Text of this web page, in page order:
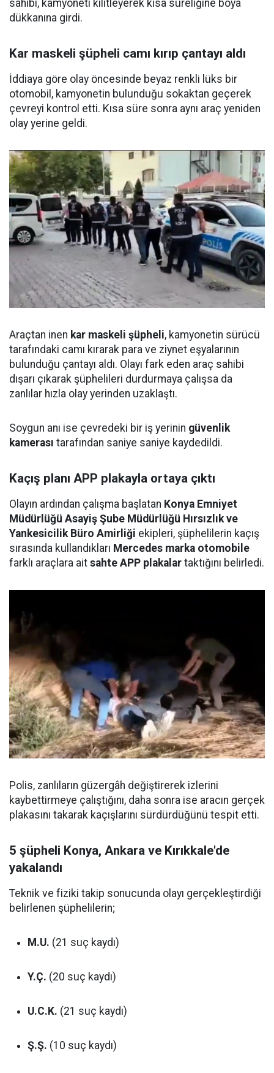
sahibi, kamyoneti kilitleyerek kısa süreliğine boya
dükkanına girdi.
Kar maskeli şüpheli camı kırıp çantayı aldı
İddiaya göre olay öncesinde beyaz renkli lüks bir
otomobil, kamyonetin bulunduğu sokaktan geçerek
çevreyi kontrol etti. Kısa süre sonra aynı araç yeniden
olay yerine geldi.
Araçtan inen kar maskeli şüpheli, kamyonetin sürücü
tarafındaki camı kırarak para ve ziynet eşyalarının
bulunduğu çantayı aldı. Olayı fark eden araç sahibi
dışarı çıkarak şüphelileri durdurmaya çalışsa da
zanlılar hızla olay yerinden uzaklaştı.
Soygun anı ise çevredeki bir iş yerinin güvenlik
kamerası tarafından saniye saniye kaydedildi.
Kaçış planı APP plakayla ortaya çıktı
Olayın ardından çalışma başlatan Konya Emniyet
Müdürlüğü Asayiş Şube Müdürlüğü Hırsızlık ve
Yankesicilik Büro Amirliği ekipleri, şüphelilerin kaçış
sırasında kullandıkları Mercedes marka otomobile
farklı araçlara ait sahte APP plakalar taktığını belirledi.
Polis, zanlıların güzergâh değiştirerek izlerini
kaybettirmeye çalıştığını, daha sonra ise aracın gerçek
plakasını takarak kaçışlarını sürdürdüğünü tespit etti.
5 şüpheli Konya, Ankara ve Kırıkkale'de
yakalandı
Teknik ve fiziki takip sonucunda olayı gerçekleştirdiği
belirlenen şüphelilerin;
M.U. (21 suç kaydı)
Y.Ç. (20 suç kaydı)
U.C.K. (21 suç kaydı)
Ş.Ş. (10 suç kaydı)